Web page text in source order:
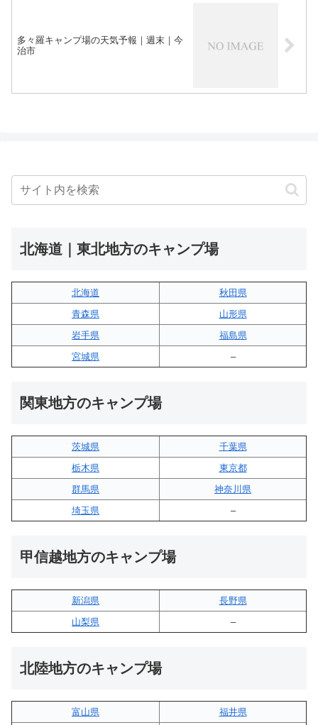
多々羅キャンプ場の天気予報｜週末｜今
治市
北海道｜東北地方のキャンプ場
北海道
秋田県
青森県
山形県
岩手県
福島県
宮城県
–
関東地方のキャンプ場
茨城県
千葉県
栃木県
東京都
群馬県
神奈川県
埼玉県
–
甲信越地方のキャンプ場
新潟県
長野県
山梨県
–
北陸地方のキャンプ場
富山県
福井県